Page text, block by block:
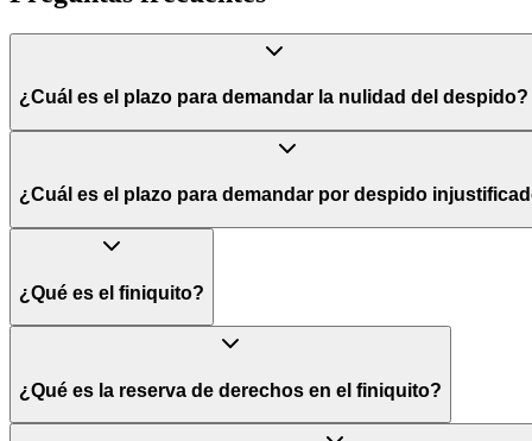
¿Cuál es el plazo para demandar la nulidad del despido?
Conforme al artículo 510 del Código del Trabajo, la demanda por
¿Cuál es el plazo para demandar por despido
El trabajador deberá demandar dentro del plazo de 60 días hábiles
¿Qué es el finiquito?
El finiquito es una declaración voluntaria entre el empleador y el
¿Qué es la reserva de derechos en el finiquito?